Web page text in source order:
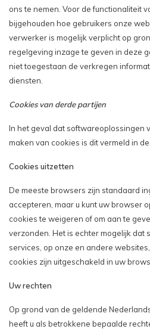
ons te nemen. Voor de functionaliteit
bijgehouden hoe gebruikers onze
verwerker is mogelijk verplicht op
regelgeving inzage te geven in deze
niet toegestaan de verkregen
diensten.
Cookies van derde partijen
In het geval dat softwareoplossingen
maken van cookies is dit vermeld in
Cookies uitzetten
De meeste browsers zijn standaard
accepteren, maar u kunt uw browser
cookies te weigeren of om aan te
verzonden. Het is echter mogelijk dat
services, op onze en andere
cookies zijn uitgeschakeld in uw
Uw rechten
Op grond van de geldende
heeft u als betrokkene bepaalde